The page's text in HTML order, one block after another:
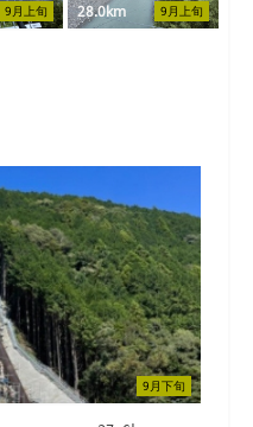
9月上旬 9月上旬
28.0km
9月下旬